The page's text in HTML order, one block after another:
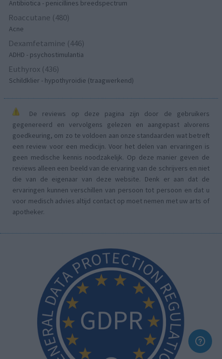
Antibiotica - penicillines breedspectrum
Roaccutane (480)
Acne
Dexamfetamine (446)
ADHD - psychostimulantia
Euthyrox (436)
Schildklier - hypothyroidie (traagwerkend)
De reviews op deze pagina zijn door de gebruikers
gegenereerd en vervolgens gelezen en aangepast alvorens
goedkeuring, om zo te voldoen aan onze standaarden wat betreft
een review voor een medicijn. Voor het delen van ervaringen is
geen medische kennis noodzakelijk. Op deze manier geven de
reviews alleen een beeld van de ervaring van de schrijvers en niet
die van de eigenaar van deze website. Denk er aan dat de
ervaringen kunnen verschillen van persoon tot persoon en dat u
voor medisch advies altijd contact op moet nemen met uw arts of
apotheker.